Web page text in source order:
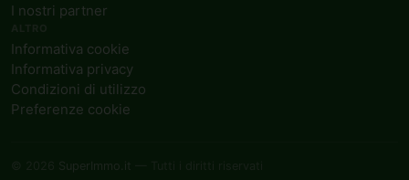
I nostri partner
Informativa cookie
Informativa privacy
Condizioni di utilizzo
Preferenze cookie